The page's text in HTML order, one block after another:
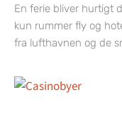
En ferie bliver hurtigt
kun rummer fly og
fra lufthavnen og de